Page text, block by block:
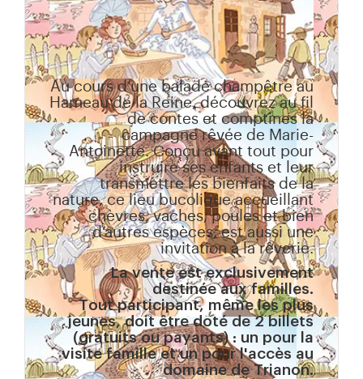
Au cours d’une balade champêtre au
Hameau de la Reine, découvrez au fil
de contes et comptines la
campagne rêvée de Marie-
Antoinette. Conçu avant tout pour
instruire ses enfants et leur
transmettre les bienfaits de la
nature, ce lieu bucolique accueillant
chèvres, vaches, poules et bien
d’autres espèces, est aussi une
invitation à la rêverie.
La vente est exclusivement
destinée aux familles.
Tout participant, même les plus
jeunes, doit être doté de 2 billets
(gratuits ou payants) : un pour la
visite famille et un pour l'accès au
domaine de Trianon.